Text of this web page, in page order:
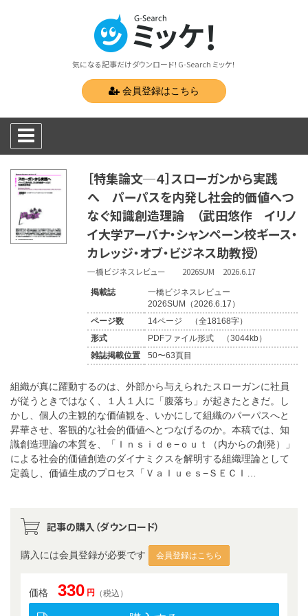
気になる記事だけダウンロード！G-Search ミッケ！
会員登録はこちら
［特集論文─４］スローガンから実践
へ パーパスを内発し社会的価値へつ
なぐ知識創造理論 （武田悠作 イリノ
イ大学アーバナ・シャンペーン校ギース・
カレッジ・オブ・ビジネス助教授）
一橋ビジネスレビュー 2026SUM 2026.6.17
掲載誌
一橋ビジネスレビュー
2026SUM（2026.6.17）
ページ数
14ページ （全18168字）
形式
PDFファイル形式 （3044kb）
雑誌掲載位置
50〜63頁目
組織が真に躍動するのは、外部から与えられたスローガンに社員
が従うときではなく、１人１人に「腹落ち」が起きたときだ。し
かし、個人の主観的な価値観を、いかにして組織のパーパスへと
昇華させ、客観的な社会的価値へとつなげるのか。本稿では、知
識創造理論の本質を、「Ｉｎｓｉｄｅ−ｏｕｔ（内からの創発）」
による社会的価値創造のダイナミクスを解明する組織理論として
定義し、価値生成のプロセス「Ｖａｌｕｅｓ−ＳＥＣＩ…
記事の購入（ダウンロード）
購入には会員登録が必要です 会員登録はこちら
価格 330 円 （税込）